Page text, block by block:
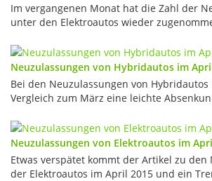
Im vergangenen Monat hat die Zahl der
unter den Elektroautos wieder
Neuzulassungen von Hybridautos im
Bei den Neuzulassungen von
Vergleich zum März eine leichte
Neuzulassungen von Elektroautos im
Etwas verspätet kommt der Artikel zu den
der Elektroautos im April 2015 und ein